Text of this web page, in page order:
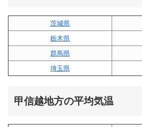
茨城県
栃木県
群馬県
埼玉県
甲信越地方の平均気温